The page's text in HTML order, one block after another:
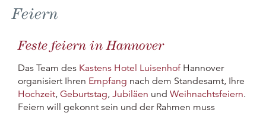
Feiern
Feste feiern in Hannover
Das Team des Kastens Hotel LuisenhofHannover
organisiert Ihren Empfang nach dem Standesamt, Ihre
Hochzeit, Geburtstag, Jubiläen und Weihnachtsfeiern.
Feiern will gekonnt sein und der Rahmen muss